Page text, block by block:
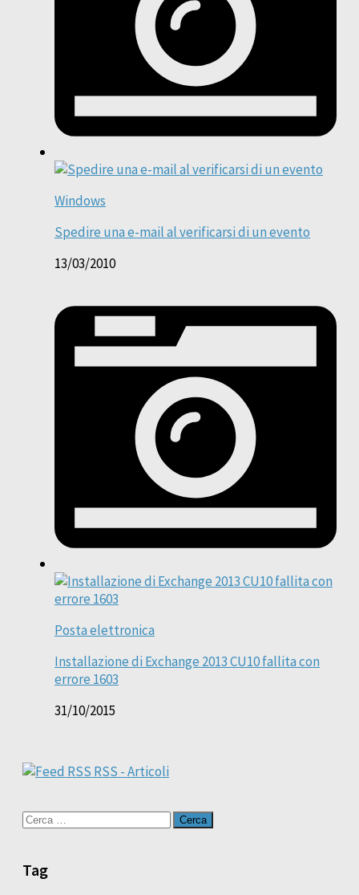
Windows
Spedire una e-mail al verificarsi di un evento
13/03/2010
Posta elettronica
Installazione di Exchange 2013 CU10 fallita con
errore 1603
31/10/2015
RSS - Articoli
Ricerca
Tag